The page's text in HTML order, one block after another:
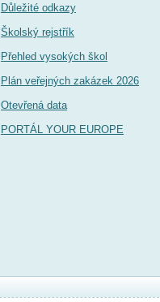
Důležité odkazy
Školský rejstřík
Přehled vysokých škol
Plán veřejných zakázek 2026
Otevřená data
PORTÁL YOUR EUROPE